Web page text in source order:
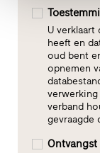
U verklaart
heeft en
oud bent
opnemen
verband
gevraagde